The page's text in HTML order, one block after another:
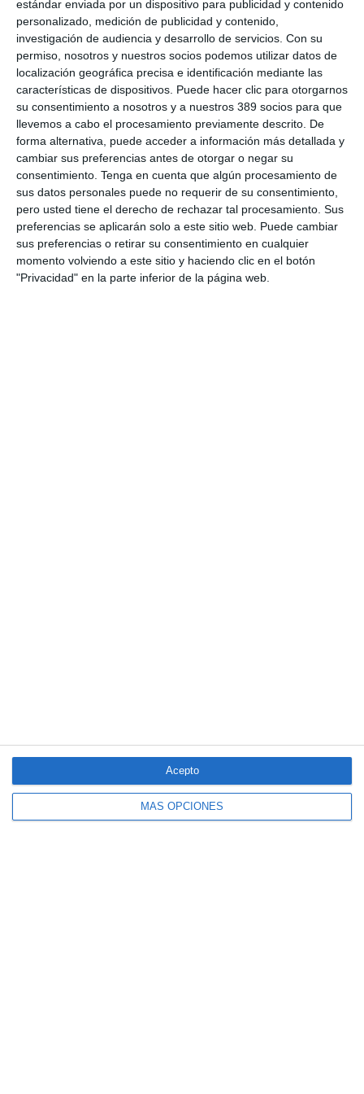
estándar enviada por un dispositivo para publicidad y contenido
personalizado, medición de publicidad y contenido,
investigación de audiencia y desarrollo de servicios. Con su
permiso, nosotros y nuestros socios podemos utilizar datos de
localización geográfica precisa e identificación mediante las
características de dispositivos. Puede hacer clic para otorgarnos
su consentimiento a nosotros y a nuestros 389 socios para que
llevemos a cabo el procesamiento previamente descrito. De
forma alternativa, puede acceder a información más detallada y
cambiar sus preferencias antes de otorgar o negar su
consentimiento. Tenga en cuenta que algún procesamiento de
sus datos personales puede no requerir de su consentimiento,
pero usted tiene el derecho de rechazar tal procesamiento. Sus
preferencias se aplicarán solo a este sitio web. Puede cambiar
sus preferencias o retirar su consentimiento en cualquier
momento volviendo a este sitio y haciendo clic en el botón
"Privacidad" en la parte inferior de la página web.
MÁS OPCIONES
Acepto
colectivo y dar la oportunidad a los voluntarios a participar en
las actividades que se llevan a cabo gracias a este patrocinio.
La actividad se realizará por videoconferencia donde cada
participante tendrá que descubrir pistas y resolver los enigmas
de
manera colaborativa hasta que todos lleguen al
objetivo final.
Junto a esta actividad la Fundación Aon también organiza
Mantente Activo', una actividad que acerca el deporte a
jóvenes de centros ocupacionales y residencias. En esta
ocasión se beneficiarán de esta iniciativa el Centro Alenta y la
Asociación Nuevo Horizonte.
LO ÚLTIMO
La verdad sobre la IA en el seguro: qué funciona ya y qué sigue
siendo una promesa